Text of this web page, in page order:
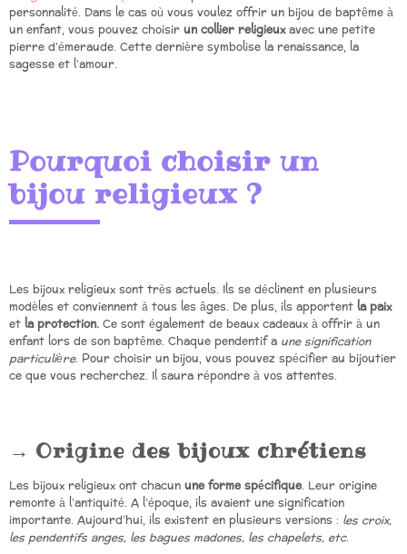
personnalité. Dans le cas où vous voulez offrir un bijou de baptême à
un enfant, vous pouvez choisirun collier religieuxavec une petite
pierre d’émeraude. Cette dernière symbolise la renaissance, la
sagesse et l’amour.
Pourquoi choisir un
bijou religieux ?
Les bijoux religieux sont très actuels. Ils se déclinent en plusieurs
modèles et conviennent à tous les âges. De plus, ils apportentla paix
etla protection.Ce sont également de beaux cadeaux à offrir à un
enfant lors de son baptême. Chaque pendentif a une signification
particulière. Pour choisir un bijou, vous pouvez spécifier au bijoutier
ce que vous recherchez. Il saura répondre à vos attentes.
Origine des bijoux chrétiens
Les bijoux religieux ont chacunune forme spécifique. Leur origine
remonte à l’antiquité. A l’époque, ils avaient une signification
importante. Aujourd’hui, ils existent en plusieurs versions : les croix,
les pendentifs anges, les bagues madones, les chapelets, etc.